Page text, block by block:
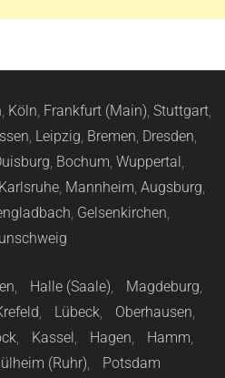
, Köln, Frankfurt (Main), Stuttgart,
, Leipzig, Bremen, Dresden,
, Bochum, Wuppertal,
Karlsruhe, Mannheim, Augsburg,
, Gelsenkirchen,
, Halle (Saale), Magdeburg,
, Lübeck, Oberhausen,
, Kassel, Hagen, Hamm,
(Ruhr), Potsdam